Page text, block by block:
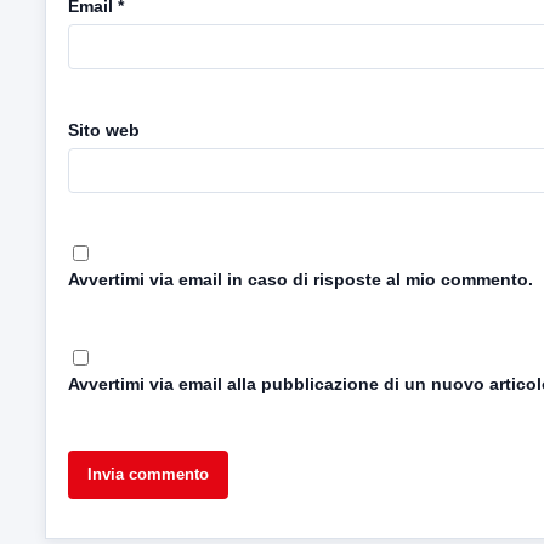
Email *
Sito web
Avvertimi via email in caso di risposte al mio commento.
Avvertimi via email alla pubblicazione di un nuovo